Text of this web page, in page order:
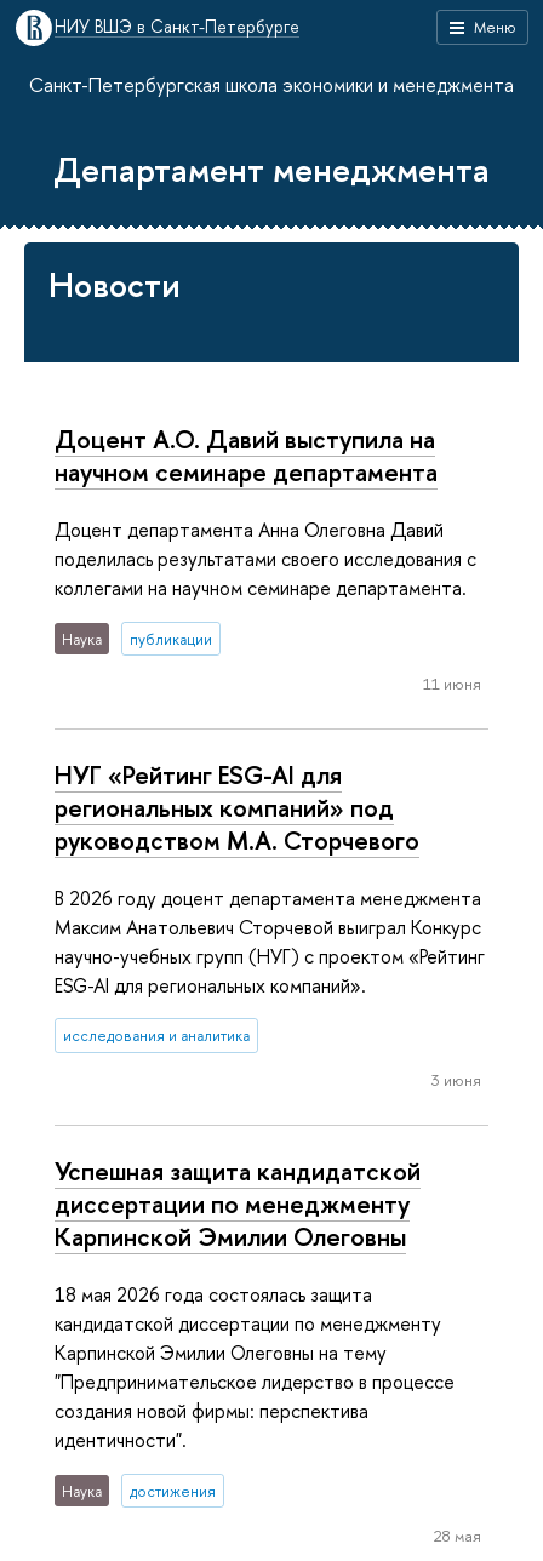
Меню
НИУ ВШЭ в Санкт-Петербурге
Санкт-Петербургская школа экономики и менеджмента
Департамент менеджмента
Новости
Доцент А.О. Давий выступила на
научном семинаре департамента
Доцент департамента Анна Олеговна Давий
поделилась результатами своего исследования с
коллегами на научном семинаре департамента.
Наука публикации
11 июня
НУГ «Рейтинг ESG-AI для
региональных компаний» под
руководством М.А. Сторчевого
В 2026 году доцент департамента менеджмента
Максим Анатольевич Сторчевой выиграл Конкурс
научно-учебных групп (НУГ) с проектом «Рейтинг
ESG-AI для региональных компаний».
исследования и аналитика
3 июня
Успешная защита кандидатской
диссертации по менеджменту
Карпинской Эмилии Олеговны
18 мая 2026 года состоялась защита
кандидатской диссертации по менеджменту
Карпинской Эмилии Олеговны на тему
"Предпринимательское лидерство в процессе
создания новой фирмы: перспектива
идентичности".
Наука достижения
28 мая